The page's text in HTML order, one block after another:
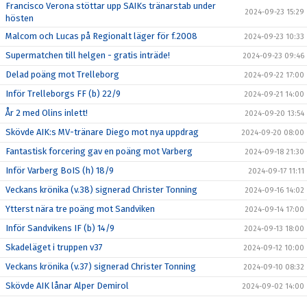
Francisco Verona stöttar upp SAIKs tränarstab under
hösten
2024-09-23 15:29
Malcom och Lucas på Regionalt läger för f.2008 2024-09-23 10:33
Supermatchen till helgen - gratis inträde! 2024-09-23 09:46
Delad poäng mot Trelleborg 2024-09-22 17:00
Inför Trelleborgs FF (b) 22/9 2024-09-21 14:00
År 2 med Olins inlett! 2024-09-20 13:54
Skövde AIK:s MV-tränare Diego mot nya uppdrag 2024-09-20 08:00
Fantastisk forcering gav en poäng mot Varberg 2024-09-18 21:30
Inför Varberg BoIS (h) 18/9 2024-09-17 11:11
Veckans krönika (v.38) signerad Christer Tonning 2024-09-16 14:02
Ytterst nära tre poäng mot Sandviken 2024-09-14 17:00
Inför Sandvikens IF (b) 14/9 2024-09-13 18:00
Skadeläget i truppen v37 2024-09-12 10:00
Veckans krönika (v.37) signerad Christer Tonning 2024-09-10 08:32
Skövde AIK lånar Alper Demirol 2024-09-02 14:00